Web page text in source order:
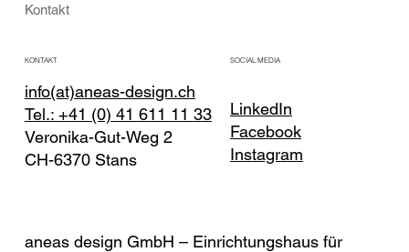
Kontakt
SOCIAL MEDIA
LinkedIn
Facebook
Instagram
KONTAKT
info(at)aneas-design.ch
Tel.: +41 (0) 41 611 11 33
Veronika-Gut-Weg 2
CH-6370 Stans
aneas design GmbH – Einrichtungshaus für